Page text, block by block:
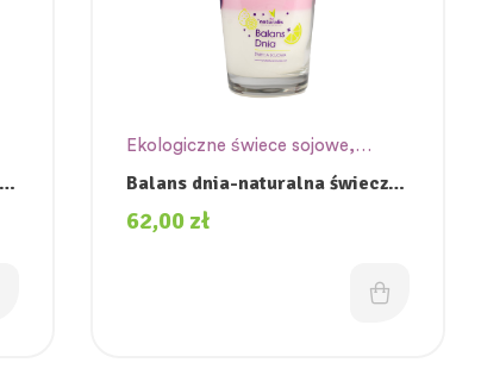
Ekologiczne świece sojowe,
Świece sojowe
Balans dnia-naturalna świeczka
sojowa.
62,00 zł